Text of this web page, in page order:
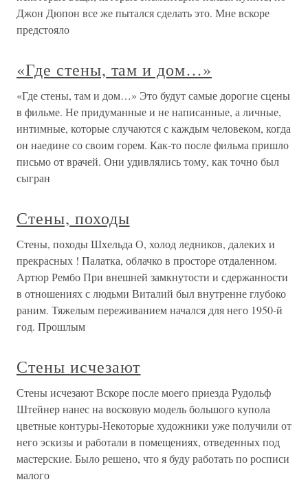
Джон Дюпон все же пытался сделать это. Мне вскоре
предстояло
«Где стены, там и дом…»
«Где стены, там и дом…» Это будут самые дорогие сцены
в фильме. Не придуманные и не написанные, а личные,
интимные, которые случаются с каждым человеком, когда
он наедине со своим горем. Как-то после фильма пришло
письмо от врачей. Они удивлялись тому, как точно был
сыгран
Стены, походы
Стены, походы Шхельда О, холод ледников, далеких и
прекрасных ! Палатка, облачко в просторе отдаленном.
Артюр Рембо При внешней замкнутости и сдержанности
в отношениях с людьми Виталий был внутренне глубоко
раним. Тяжелым переживанием начался для него 1950-й
год. Прошлым
Стены исчезают
Стены исчезают Вскоре после моего приезда Рудольф
Штейнер нанес на восковую модель большого купола
цветные контуры-Некоторые художники уже получили от
него эскизы и работали в помещениях, отведенных под
мастерские. Было решено, что я буду работать по росписи
малого